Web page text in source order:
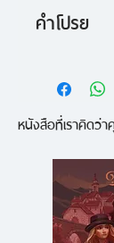
คำโปรย
ใจเมื่อเจอ
ร้ายและไม่ทิ้
คนี้ฟาเบิลเ
เป็นเดิมพัน
เสี่ยงเพราะ
หนังสือที่เราคิดว่